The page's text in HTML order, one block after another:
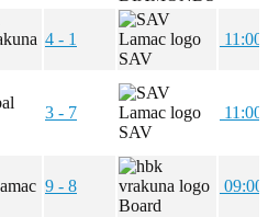
4 - 1
SAV
3 - 7
SAV
9 - 8
Board